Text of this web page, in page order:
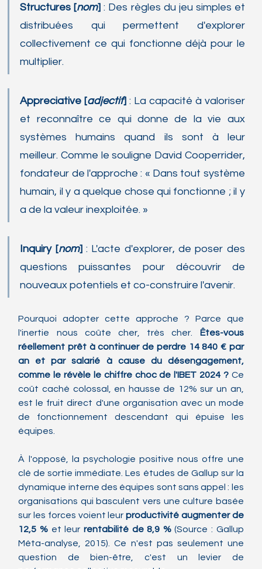
Structures [nom] : Des règles du jeu simples et
distribuées qui permettent d'explorer
collectivement ce qui fonctionne déjà pour le
multiplier.
Appreciative [adjectif] : La capacité à valoriser
et reconnaître ce qui donne de la vie aux
systèmes humains quand ils sont à leur
meilleur. Comme le souligne David Cooperrider,
fondateur de l'approche : « Dans tout système
humain, il y a quelque chose qui fonctionne ; il y
a de la valeur inexploitée. »
Inquiry [nom] : L'acte d'explorer, de poser des
questions puissantes pour découvrir de
nouveaux potentiels et co-construire l'avenir.
Pourquoi adopter cette approche ? Parce que
l'inertie nous coûte cher, très cher. Êtes-vous
réellement prêt à continuer de perdre 14 840 € par
an et par salarié à cause du désengagement,
comme le révèle le chiffre choc de l'IBET 2024 ? Ce
coût caché colossal, en hausse de 12% sur un an,
est le fruit direct d'une organisation avec un mode
de fonctionnement descendant qui épuise les
équipes.
À l'opposé, la psychologie positive nous offre une
clé de sortie immédiate. Les études de Gallup sur la
dynamique interne des équipes sont sans appel : les
organisations qui basculent vers une culture basée
sur les forces voient leur productivité augmenter de
12,5 % et leur rentabilité de 8,9 % (Source : Gallup
Méta-analyse, 2015). Ce n'est pas seulement une
question de bien-être, c'est un levier de